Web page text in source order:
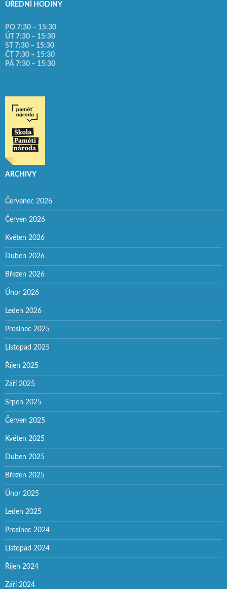
ÚŘEDNÍ HODINY
PO 7:30 – 15:30
ÚT 7:30 – 15:30
ST 7:30 – 15:30
ČT 7:30 – 15:30
PÁ 7:30 – 15:30
ARCHIVY
Červenec 2026
Červen 2026
Květen 2026
Duben 2026
Březen 2026
Únor 2026
Leden 2026
Prosinec 2025
Listopad 2025
Říjen 2025
Září 2025
Srpen 2025
Červen 2025
Květen 2025
Duben 2025
Březen 2025
Únor 2025
Leden 2025
Prosinec 2024
Listopad 2024
Říjen 2024
Září 2024